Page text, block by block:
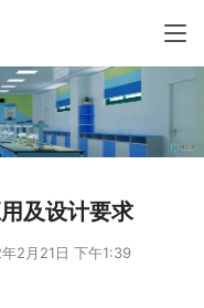
及设计要求
2月21日 下午1:39